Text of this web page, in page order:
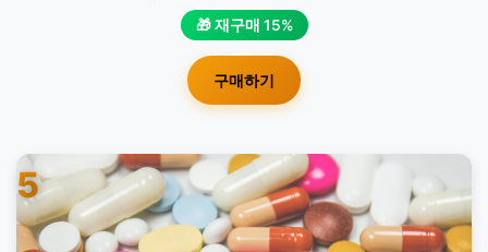
🎁 재구매 15%
구매하기
5